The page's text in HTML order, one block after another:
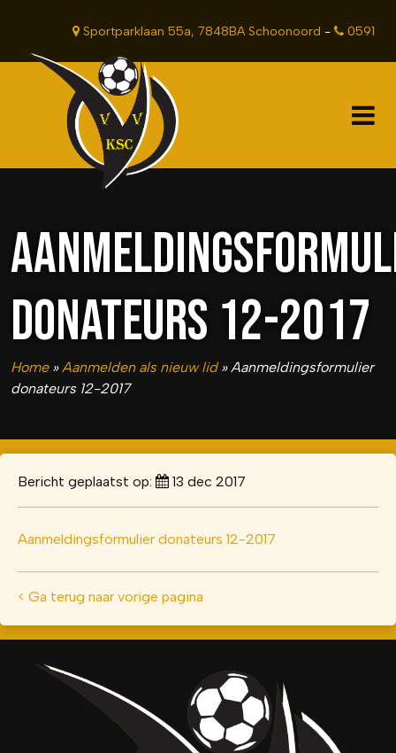
Sportparklaan 55a, 7848BA Schoonoord - 0591
DONATEURS 12-2017
Home»Aanmelden als nieuw lid»Aanmeldingsformulier
donateurs 12-2017
Bericht geplaatst op: 13 dec 2017
Aanmeldingsformulier donateurs 12-2017
< Ga terug naar vorige pagina